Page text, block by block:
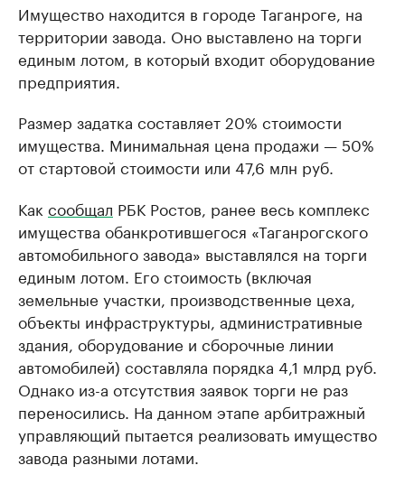
Имущество находится в городе Таганроге, на
территории завода. Оно выставлено на торги
единым лотом, в который входит оборудование
предприятия.
Размер задатка составляет 20% стоимости
имущества. Минимальная цена продажи — 50%
от стартовой стоимости или 47,6 млн руб.
Как сообщал РБК Ростов, ранее весь комплекс
имущества обанкротившегося «Таганрогского
автомобильного завода» выставлялся на торги
единым лотом. Его стоимость (включая
земельные участки, производственные цеха,
объекты инфраструктуры, административные
здания, оборудование и сборочные линии
автомобилей) составляла порядка 4,1 млрд руб.
Однако из-а отсутствия заявок торги не раз
переносились. На данном этапе арбитражный
управляющий пытается реализовать имущество
завода разными лотами.